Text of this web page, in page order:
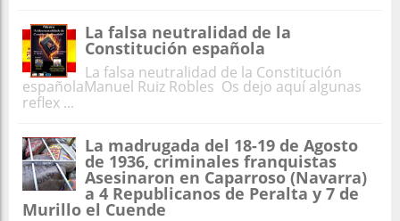
La falsa neutralidad de la
Constitución española
La falsa neutralidad de la Constitución
españolaManuel Ruiz Robles Os dejo aquí algunas
reflex ...
La madrugada del 18-19 de Agosto
de 1936, criminales franquistas
Asesinaron en Caparroso (Navarra)
a 4 Republicanos de Peralta y 7 de
Murillo el Cuende